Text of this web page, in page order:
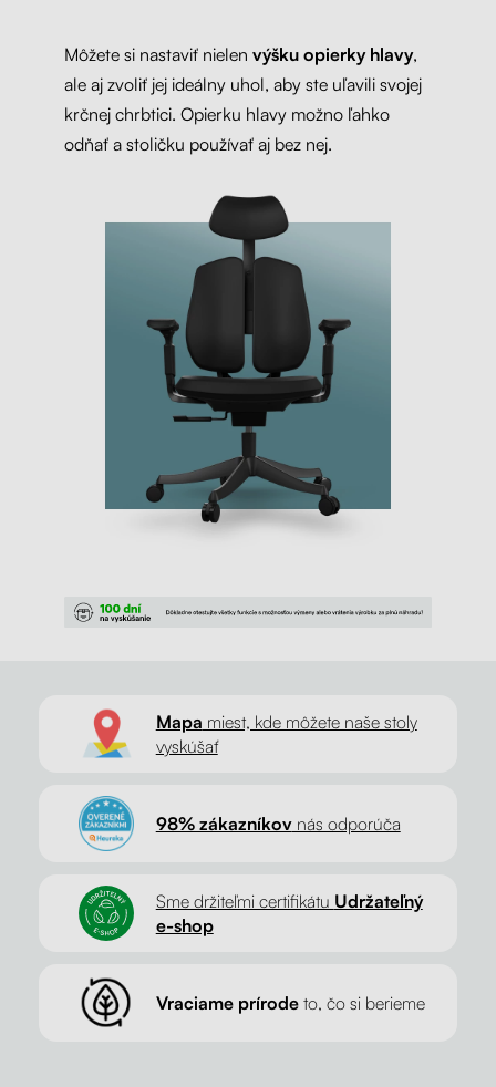
Môžete si nastaviť nielen výšku opierky hlavy,
ale aj zvoliť jej ideálny uhol, aby ste uľavili svojej
krčnej chrbtici. Opierku hlavy možno ľahko
odňať a stoličku používať aj bez nej.
Mapa miest, kde môžete naše stoly
vyskúšať
98% zákazníkovnás odporúča
Sme držiteľmi certifikátu Udržateľný
e-shop
Vraciame prírodeto, čo si berieme